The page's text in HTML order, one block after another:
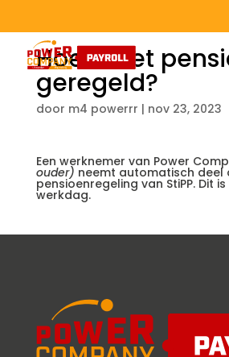
Hoe is het
geregeld?
door m4 powerrr | nov 23, 2023
Een werknemer van Power
ouder) neemt automatisch deel
pensioenregeling van StiPP. Dit
werkdag.